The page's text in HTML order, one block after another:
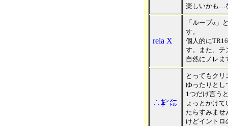
楽しいかも…
rela X
「ループα」
す。
個人的に
す。また、テ
自然にノレま
∴㌢㍍
とってもク
ゆったりとし
1つだけ言う
ょっとかけ
たらすみま
けどイントロ